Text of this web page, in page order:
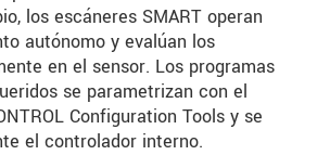
los escáneres SMART operan
autónomo y evalúan los
en el sensor. Los programas
se parametrizan con el
Configuration Tools y se
el controlador interno.